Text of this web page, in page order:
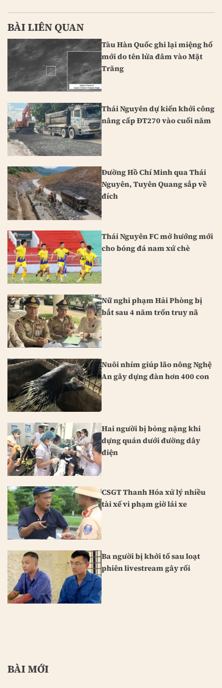
BÀI LIÊN QUAN
Tàu Hàn Quốc ghi lại miệng hố
mới do tên lửa đâm vào Mặt
Trăng
Thái Nguyên dự kiến khởi công
nâng cấp ĐT270 vào cuối năm
Đường Hồ Chí Minh qua Thái
Nguyên, Tuyên Quang sắp về
đích
Thái Nguyên FC mở hướng mới
cho bóng đá nam xứ chè
Nữ nghi phạm Hải Phòng bị
bắt sau 4 năm trốn truy nã
Nuôi nhím giúp lão nông Nghệ
An gây dựng đàn hơn 400 con
Hai người bị bỏng nặng khi
dựng quán dưới đường dây
điện
CSGT Thanh Hóa xử lý nhiều
tài xế vi phạm giờ lái xe
Ba người bị khởi tố sau loạt
phiên livestream gây rối
BÀI MỚI